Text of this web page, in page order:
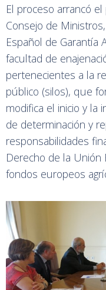
El proceso arrancó
Consejo de
Español de Garantía
facultad de
pertenecientes a la
público (silos), que
modifica el inicio y la
de determinación y
responsabilidades
Derecho de la
fondos europeos